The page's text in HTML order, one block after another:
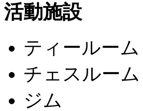
活動施設
ティールーム
チェスルーム
ジム